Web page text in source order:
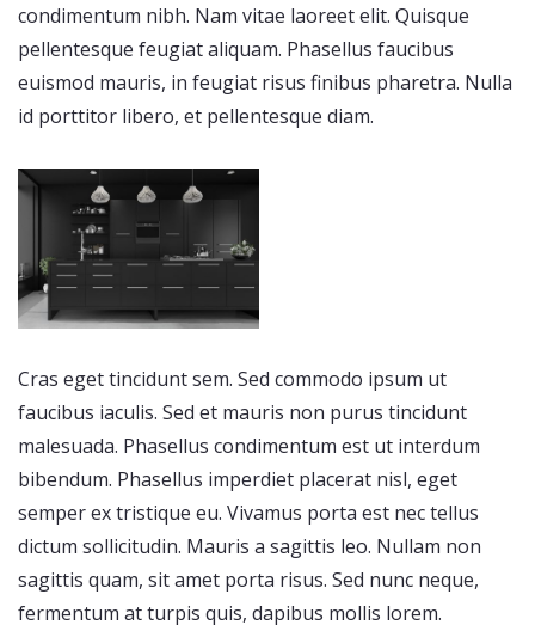
condimentum nibh. Nam vitae laoreet elit. Quisque
pellentesque feugiat aliquam. Phasellus faucibus
euismod mauris, in feugiat risus finibus pharetra. Nulla
id porttitor libero, et pellentesque diam.
Cras eget tincidunt sem. Sed commodo ipsum ut
faucibus iaculis. Sed et mauris non purus tincidunt
malesuada. Phasellus condimentum est ut interdum
bibendum. Phasellus imperdiet placerat nisl, eget
semper ex tristique eu. Vivamus porta est nec tellus
dictum sollicitudin. Mauris a sagittis leo. Nullam non
sagittis quam, sit amet porta risus. Sed nunc neque,
fermentum at turpis quis, dapibus mollis lorem.